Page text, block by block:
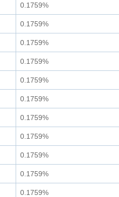
0.1759%
0.1759%
0.1759%
0.1759%
0.1759%
0.1759%
0.1759%
0.1759%
0.1759%
0.1759%
0.1759%